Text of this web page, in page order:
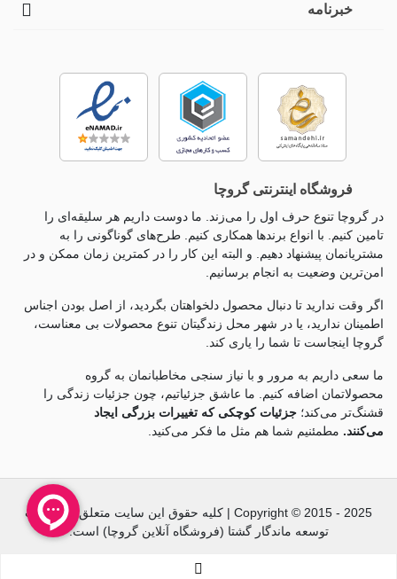
به دلیل محبوبیت روبدوشامبر زنانه در بین خانم‌ها، انواع مختلفی از مدل،
جنس، طرح و رنگ تولید شده است که هر کدام برای یک استایل و سلیقه
در نظر گرفته شده است. همچنین روبدوشامبر در قدهای مختلفی عرضه
شده است. اما چیزی که آن را متفاوت از سایر لباس‌های خواب می‌کند،
می‌پردازیم:
روبدوشامبر
ویژگی‌ها و کاربرد
راحتی بیشتر، مناسب روزهای گرم، استایل شیک و
جذاب
بلند
پوشش کامل بدن، مناسب شب‌های زمستانی و افراد
ساتن
لطیف و نرم، محافظ پوست، رنگ‌بندی متنوع، الیاف
طبیعی مرغوب
ارزشمند و لوکس، تنفس‌پذیر، ضد تعریق، محافظ
نازک و سبک، مناسب روزهای گرم، تنفس راحت
پوست
روزمره، قیمت پایین‌تر
خبرنامه
فروشگاه اینترنتی گروچا
در گروچا تنوع حرف اول را می‌زند. ما دوست داریم هر سلیقه‌ای را
تامین کنیم. با انواع برندها همکاری کنیم. طرح‌های گوناگونی را به
مشتریانمان پیشنهاد دهیم. و البته این کار را در کمترین زمان ممکن و در
امن‌ترین وضعیت به انجام برسانیم.
اگر وقت ندارید تا دنبال محصول دلخواهتان بگردید، از اصل بودن اجناس
اطمینان ندارید، یا در شهر محل زندگیتان تنوع محصولات بی معناست،
گروچا اینجاست تا شما را یاری کند.
ما سعی داریم به مرور و با نیاز سنجی مخاطبانمان به گروه
محصولاتمان اضافه کنیم. ما عاشق جزئياتیم، چون جزئيات زندگی را
قشنگ‌تر می‌کند؛ جزئیات کوچکی که تغییرات بزرگی ایجاد
می‌کنند. مطمئنیم شما هم مثل ما فکر می‌کنید.
Copyright © 2015 - 2025 | کلیه حقوق این سایت متعلق به شرکت
توسعه ماندگار گشتا (فروشگاه آنلاین گروچا) است.